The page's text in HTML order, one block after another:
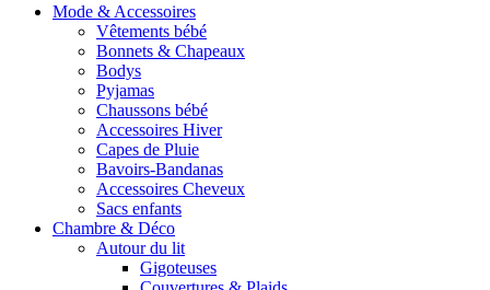
Mode & Accessoires
Vêtements bébé
Bonnets & Chapeaux
Bodys
Pyjamas
Chaussons bébé
Accessoires Hiver
Capes de Pluie
Bavoirs-Bandanas
Accessoires Cheveux
Sacs enfants
Chambre & Déco
Autour du lit
Gigoteuses